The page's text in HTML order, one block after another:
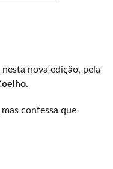
nesta nova edição, pela
confessa que